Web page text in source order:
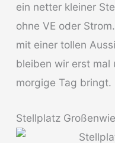
ein netter kleiner
ohne VE oder
mit einer tollen
bleiben wir erst mal
morgige Tag bringt.
Stellplatz